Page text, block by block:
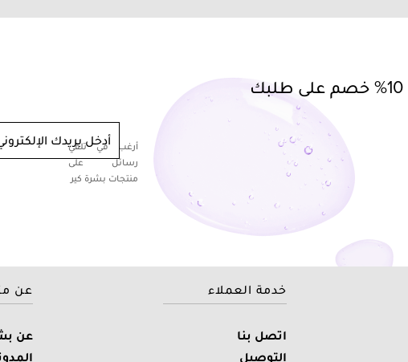
أدخل بريدك
أرغب في تلقي
رسائل على
منتجات بشرة كير
خدمة العملاء
اتصل بنا
التوصيل
عن
عن